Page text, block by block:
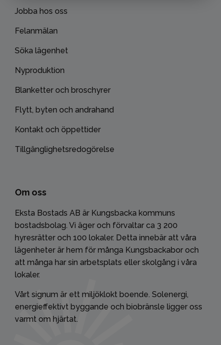
Jobba hos oss
Felanmälan
Söka lägenhet
Nyproduktion
Blanketter och broschyrer
Flytt, byten och andrahand
Kontakt och öppettider
Tillgänglighetsredogörelse
Om oss
Eksta Bostads AB är Kungsbacka kommuns
bostadsbolag. Vi äger och förvaltar ca 3 200
hyresrätter och 100 lokaler. Detta innebär att våra
lägenheter är hem för många Kungsbackabor och
att många har sin arbetsplats eller skolgång i våra
lokaler.
Vårt signum är ett miljöklokt boende. Solenergi,
energieffektivt byggande och biobränsle ligger oss
varmt om hjärtat.